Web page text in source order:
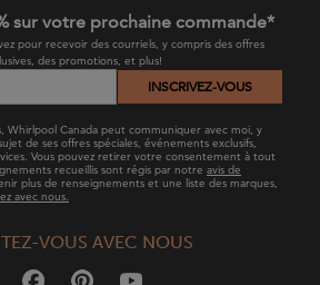
suspendue
sur votre prochaine commande*
pour recevoir des courriels, y compris des offres
des promotions, et plus!
INSCRIVEZ-VOUS
Whirlpool Canada peut communiquer avec moi, y
de ses offres spéciales, événements exclusifs,
Vous pouvez retirer votre consentement à tout
recueillis sont régis par notre avis de
plus de renseignements et une liste des marques,
avec nous.
VOUS AVEC NOUS